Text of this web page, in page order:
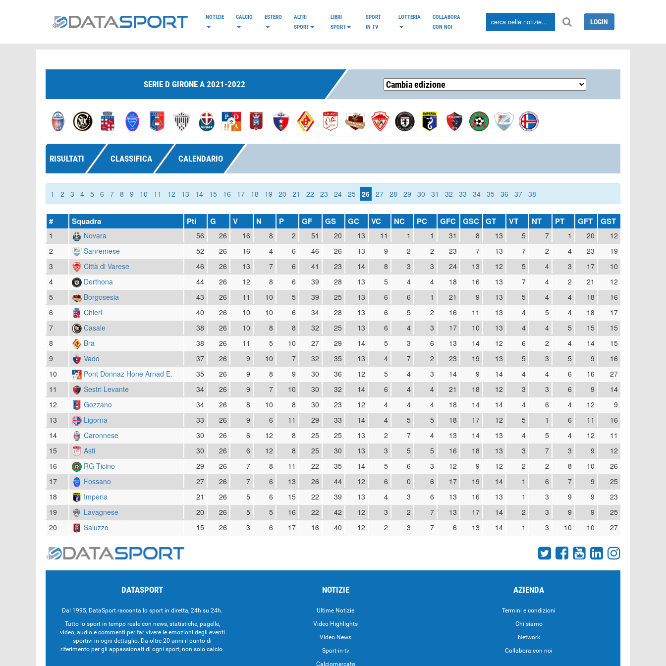
NOTIZIE CALCIO ESTERO
ALTRI
SPORT
LIBRI
SPORT
SPORT
IN TV
LOTTERIA
COLLABORA
CON NOI
LOGIN
SERIE D GIRONE A 2021-2022
RISULTATI CLASSIFICA CALENDARIO
1 2 3 4 5 6 7 8 9 10 11 12 13 14 15 16 17 18 19 20 21 22 23 24 25 26 27 28 29 30 31 32 33 34 35 36 37 38
# Squadra Pti G V N P GF GS GC VC NC PC GFC GSC GT VT NT PT GFT GST
1 Novara 56 26 16 8 2 51 20 13 11 1 1 31 8 13 5 7 1 20
12
2
Sanremese 52 26 16 4 6 46 26 13 9 2 2 23 7 13 7 2 4 23
19
3
Città di Varese 46 26 13 7 6 41 23 14 8 3 3 24 13 12 5 4 3 17
10
4
Derthona 44 26 12 8 6 39 28 13 5 4 4 18 16 13 7 4 2 21
12
5
Borgosesia 43 26 11 10 5 39 25 13 6 6 1 21 9 13 5 4 4 18
16
6
Chieri 40 26 10 10 6 34 28 13 6 5 2 16 11 13 4 5 4 18
17
7
Casale 38 26 10 8 8 32 25 13 6 4 3 17 10 13 4 4 5 15
15
8
Bra 38 26 11 5 10 27 29 14 5 3 6 13 14 12 6 2 4 14
15
9
Vado 37 26 9 10 7 32 35 13 4 7 2 23 19 13 5 3 5 9
16
10
Pont Donnaz Hone Arnad E. 35 26 9 8 9 30 36 12 5 4 3 14 9 14 4 4 6 16
27
11
Sestri Levante 34 26 9 7 10 30 32 14 6 4 4 21 18 12 3 3 6 9
14
12
Gozzano 34 26 8 10 8 30 23 12 4 4 4 18 14 14 4 6 4 12
9
13
Ligorna 33 26 9 6 11 29 33 14 4 5 5 18 17 12 5 1 6 11
16
14
Caronnese 30 26 6 12 8 25 25 13 2 7 4 13 14 13 4 5 4 12
11
15
Asti 30 26 6 12 8 25 30 13 3 5 5 16 18 13 3 7 3 9
12
16
RG Ticino 29 26 7 8 11 22 35 14 5 6 3 12 9 12 2 2 8 10
26
17
Fossano 27 26 7 6 13 26 44 12 6 0 6 17 19 14 1 6 7 9
25
18
Imperia 21 26 5 6 15 22 39 13 4 3 6 13 16 13 1 3 9 9
23
19
Lavagnese 20 26 5 5 16 22 42 12 3 2 7 13 17 14 2 3 9 9
25
20
Saluzzo 15 26 3 6 17 16 40 12 2 3 7 6 13 14 1 3 10 10 27
DATASPORT
Dal 1995, DataSport racconta lo sport in diretta, 24h su 24h.
Tutto lo sport in tempo reale con news, statistiche, pagelle,
video, audio e commenti per far vivere le emozioni degli eventi
sportivi in ogni dettaglio. Da oltre 20 anni il punto di
riferimento per gli appassionati di ogni sport, non solo calcio.
NOTIZIE
Ultime Notizie
Video Highlights
Video News
Sport-in-tv
Calciomercato
AZIENDA
Termini e condizioni
Chi siamo
Network
Collabora con noi